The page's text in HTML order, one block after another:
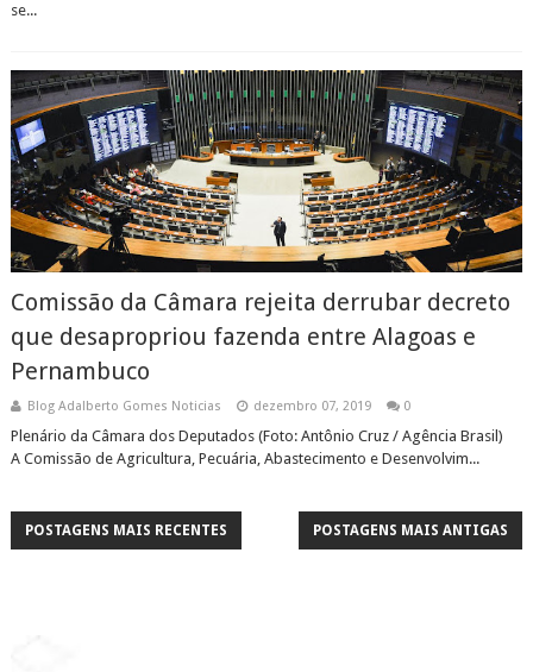
se...
Comissão da Câmara rejeita derrubar decreto
que desapropriou fazenda entre Alagoas e
Pernambuco
Blog Adalberto Gomes Noticias dezembro 07, 2019 0
Plenário da Câmara dos Deputados (Foto: Antônio Cruz / Agência Brasil)
A Comissão de Agricultura, Pecuária, Abastecimento e Desenvolvim...
POSTAGENS MAIS RECENTES POSTAGENS MAIS ANTIGAS